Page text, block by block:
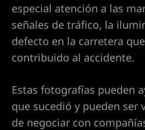
especial atención a las
señales de tráfico, la
defecto en la carretera
contribuido al accidente.
Estas fotografías pueden
que sucedió y pueden ser
de negociar con